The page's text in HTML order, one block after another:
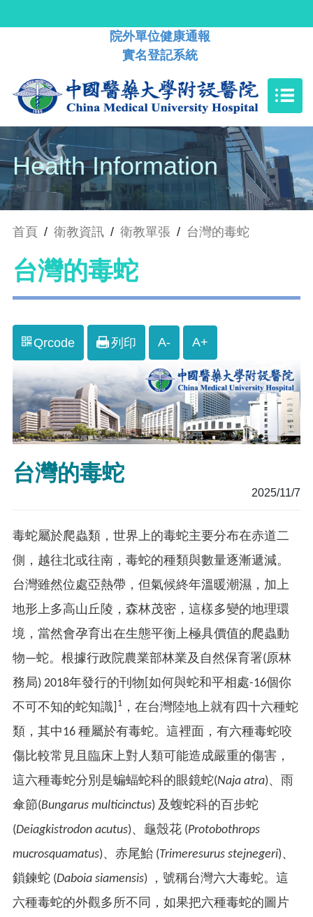
院外單位健康通報
實名登記系統
Health Information
首頁 / 衛教資訊 / 衛教單張 / 台灣的毒蛇
台灣的毒蛇
Qrcode 列印 A- A+
台灣的毒蛇
2025/11/7
毒蛇屬於爬蟲類，世界上的毒蛇主要分布在赤道二
側，越往北或往南，毒蛇的種類與數量逐漸遞減。
台灣雖然位處亞熱帶，但氣候終年溫暖潮濕，加上
地形上多高山丘陵，森林茂密，這樣多變的地理環
境，當然會孕育出在生態平衡上極具價值的爬蟲動
物—蛇。根據行政院農業部林業及自然保育署(原林
務局) 2018年發行的刊物[如何與蛇和平相處-16個你
不可不知的蛇知識] 1
，在台灣陸地上就有四十六種蛇
類，其中16 種屬於有毒蛇。這裡面，有六種毒蛇咬
傷比較常見且臨床上對人類可能造成嚴重的傷害，
這六種毒蛇分別是蝙蝠蛇科的眼鏡蛇(Naja atra)、雨
傘節(Bungarus multicinctus) 及蝮蛇科的百步蛇
(Deiagkistrodon acutus)、龜殼花 (Protobothrops
mucrosquamatus)、赤尾鮐 (Trimeresurus stejnegeri)、
鎖鍊蛇 (Daboia siamensis) ，號稱台灣六大毒蛇。這
六種毒蛇的外觀多所不同，如果把六種毒蛇的圖片